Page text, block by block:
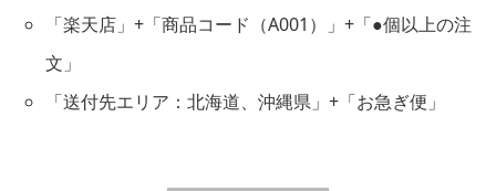
「楽天店」+「商品コード（A001）」+「●個以上の注
文」
「送付先エリア：北海道、沖縄県」+「お急ぎ便」